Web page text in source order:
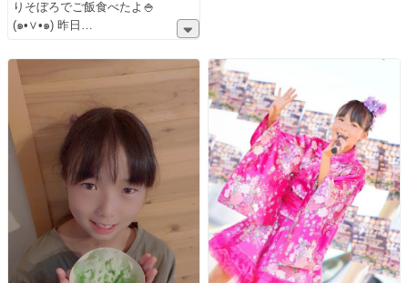
りそぼろでご飯食べたよ🍚
(๑•∨︎•๑) 昨日